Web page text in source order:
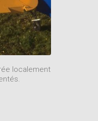
localement